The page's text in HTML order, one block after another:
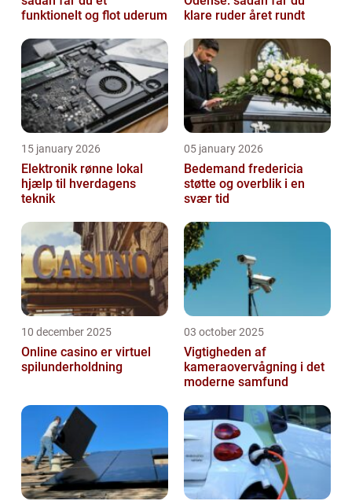
funktionelt og flot uderum
klare ruder året rundt
15 january 2026
Elektronik rønne lokal
hjælp til hverdagens
teknik
05 january 2026
Bedemand fredericia
støtte og overblik i en
svær tid
10 december 2025
Online casino er virtuel
spilunderholdning
03 october 2025
Vigtigheden af
kameraovervågning i det
moderne samfund